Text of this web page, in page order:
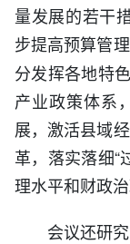
量发展的若干
步提高预算管
分发挥各地特
产业政策体系
展，激活县域
革，落实落细“
理水平和财政治
会议还研